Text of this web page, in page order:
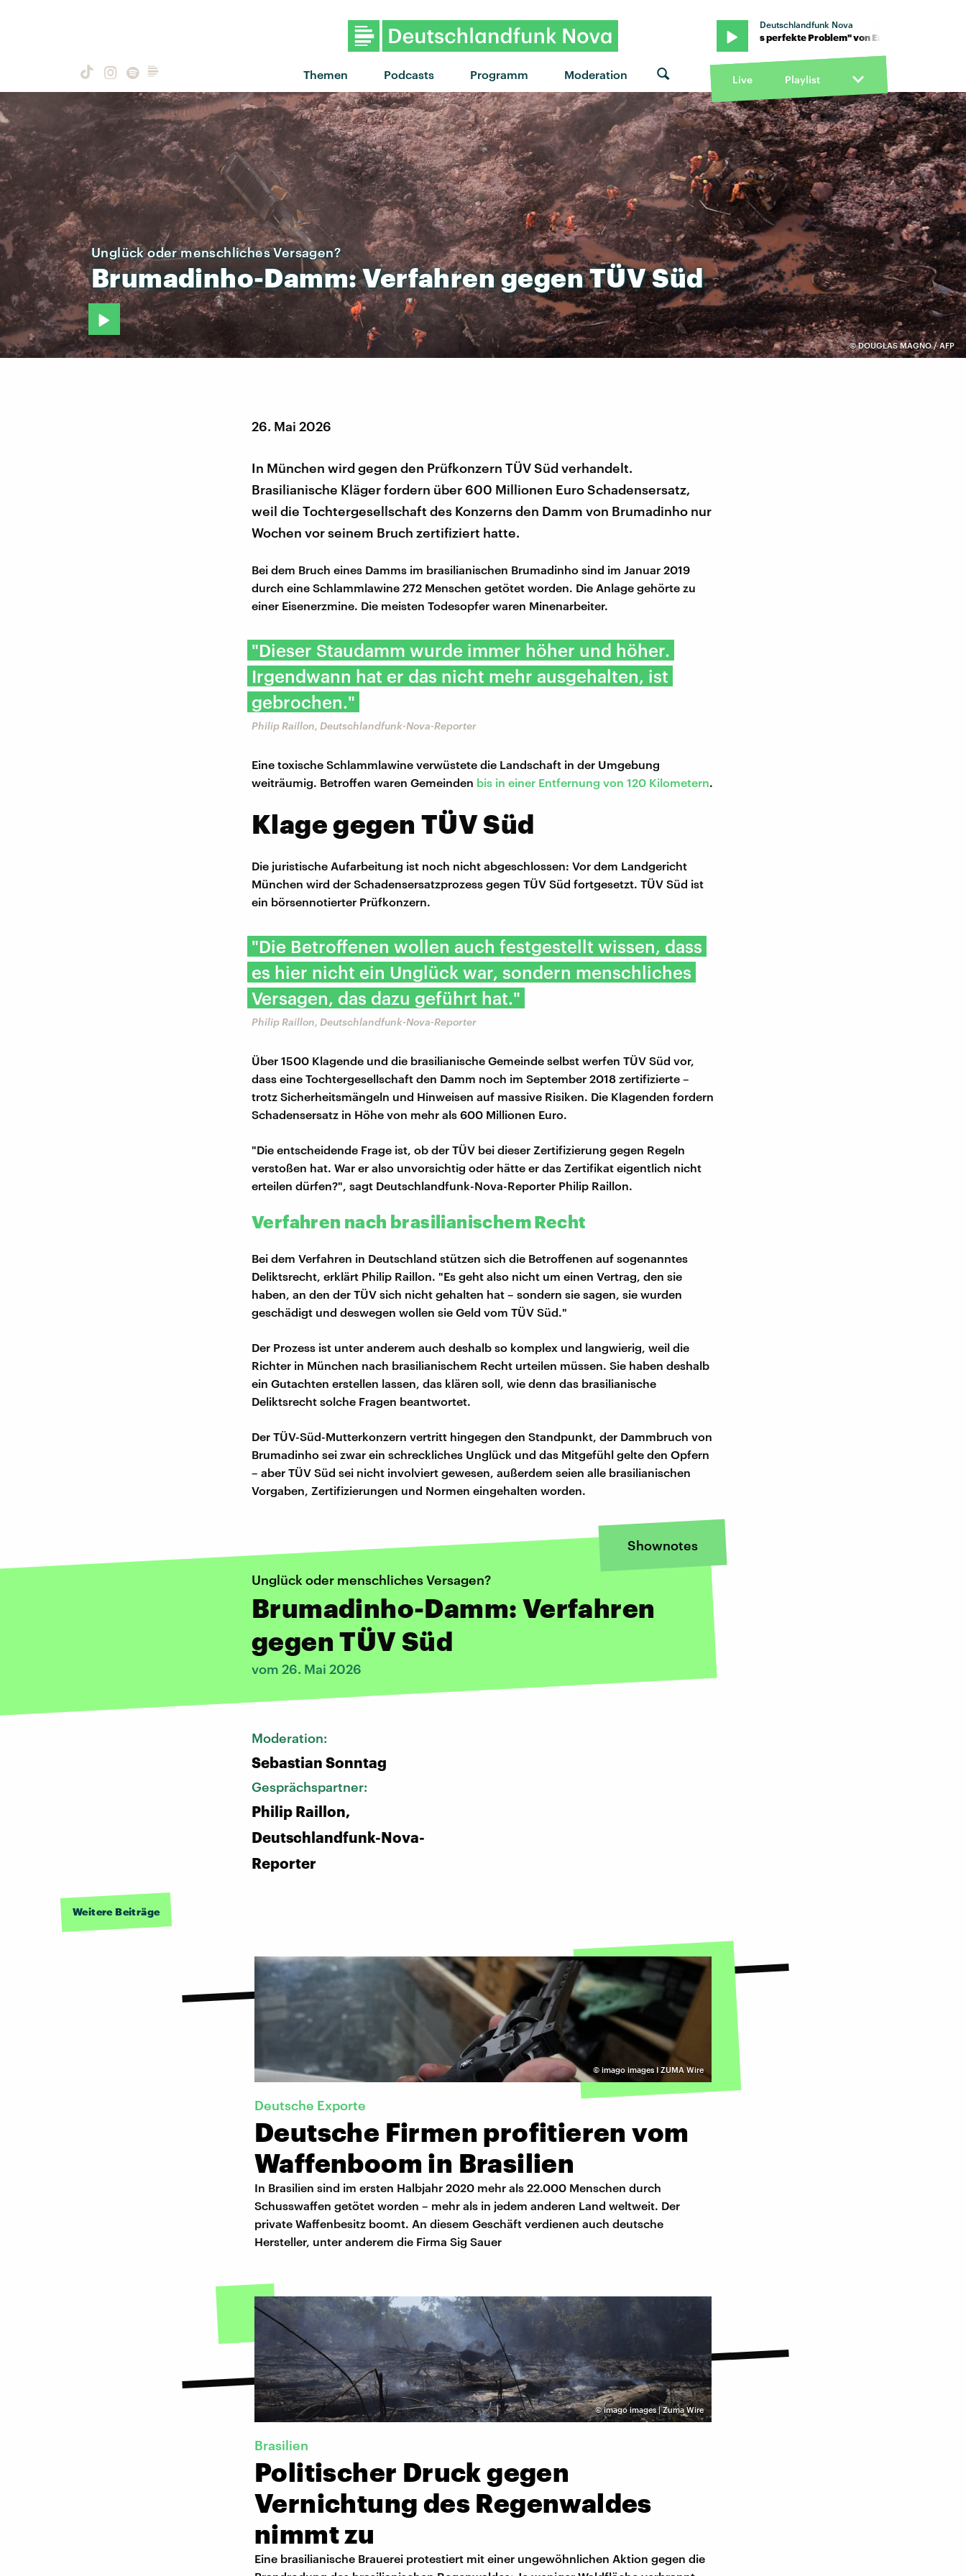
Themen Podcasts Programm Moderation
Deutschlandfunk Nova
"Das perfekte Problem" von Error · "Das perfekte Problem" von Error · "Das perfekte Problem"
Live Playlist
©DOUGLAS MAGNO / AFP
Unglück oder menschliches Versagen?
Brumadinho-Damm:VerfahrengegenTÜVSüd
26. Mai 2026
In München wird gegen den Prüfkonzern TÜV Süd verhandelt.
Brasilianische Kläger fordern über 600 Millionen Euro Schadensersatz,
weil die Tochtergesellschaft des Konzerns den Damm von Brumadinho nur
Wochen vor seinem Bruch zertifiziert hatte.
Bei dem Bruch eines Damms im brasilianischen Brumadinho sind im Januar 2019
durch eine Schlammlawine 272 Menschen getötet worden. Die Anlage gehörte zu
einer Eisenerzmine. Die meisten Todesopfer waren Minenarbeiter.
"Dieser Staudamm wurde immer höher und höher.
Irgendwann hat er das nicht mehr ausgehalten, ist
gebrochen."
Philip Raillon, Deutschlandfunk-Nova-Reporter
Eine toxische Schlammlawine verwüstete die Landschaft in der Umgebung
weiträumig. Betroffen waren Gemeinden bis in einer Entfernung von 120 Kilometern.
Klage gegen TÜV Süd
Die juristische Aufarbeitung ist noch nicht abgeschlossen: Vor dem Landgericht
München wird der Schadensersatzprozess gegen TÜV Süd fortgesetzt. TÜV Süd ist
ein börsennotierter Prüfkonzern.
"Die Betroffenen wollen auch festgestellt wissen, dass
es hier nicht ein Unglück war, sondern menschliches
Versagen, das dazu geführt hat."
Philip Raillon, Deutschlandfunk-Nova-Reporter
Über 1500 Klagende und die brasilianische Gemeinde selbst werfen TÜV Süd vor,
dass eine Tochtergesellschaft den Damm noch im September 2018 zertifizierte –
trotz Sicherheitsmängeln und Hinweisen auf massive Risiken. Die Klagenden fordern
Schadensersatz in Höhe von mehr als 600 Millionen Euro.
"Die entscheidende Frage ist, ob der TÜV bei dieser Zertifizierung gegen Regeln
verstoßen hat. War er also unvorsichtig oder hätte er das Zertifikat eigentlich nicht
erteilen dürfen?", sagt Deutschlandfunk-Nova-Reporter Philip Raillon.
Verfahren nach brasilianischem Recht
Bei dem Verfahren in Deutschland stützen sich die Betroffenen auf sogenanntes
Deliktsrecht, erklärt Philip Raillon. "Es geht also nicht um einen Vertrag, den sie
haben, an den der TÜV sich nicht gehalten hat – sondern sie sagen, sie wurden
geschädigt und deswegen wollen sie Geld vom TÜV Süd."
Der Prozess ist unter anderem auch deshalb so komplex und langwierig, weil die
Richter in München nach brasilianischem Recht urteilen müssen. Sie haben deshalb
ein Gutachten erstellen lassen, das klären soll, wie denn das brasilianische
Deliktsrecht solche Fragen beantwortet.
Der TÜV-Süd-Mutterkonzern vertritt hingegen den Standpunkt, der Dammbruch von
Brumadinho sei zwar ein schreckliches Unglück und das Mitgefühl gelte den Opfern
– aber TÜV Süd sei nicht involviert gewesen, außerdem seien alle brasilianischen
Vorgaben, Zertifizierungen und Normen eingehalten worden.
Shownotes
Unglück oder menschliches Versagen?
Brumadinho-Damm: Verfahren
gegen TÜV Süd
vom 26. Mai 2026
Moderation:
Sebastian Sonntag
Gesprächspartner:
Philip Raillon,
Deutschlandfunk-Nova-
Reporter
Weitere Beiträge
© imago images I ZUMA Wire
Deutsche Exporte
Deutsche Firmen profitieren vom
Waffenboom in Brasilien
In Brasilien sind im ersten Halbjahr 2020 mehr als 22.000 Menschen durch
Schusswaffen getötet worden – mehr als in jedem anderen Land weltweit. Der
private Waffenbesitz boomt. An diesem Geschäft verdienen auch deutsche
Hersteller, unter anderem die Firma Sig Sauer
©imago images | Zuma Wire
Brasilien
Politischer Druck gegen
Vernichtung des Regenwaldes
nimmt zu
Eine brasilianische Brauerei protestiert mit einer ungewöhnlichen Aktion gegen die